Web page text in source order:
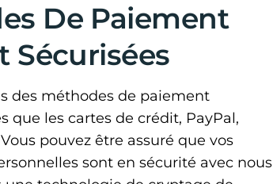
De Paiement
Sécurisées
des méthodes de paiement
que les cartes de crédit, PayPal,
pouvez être assuré que vos
sont en sécurité avec nous